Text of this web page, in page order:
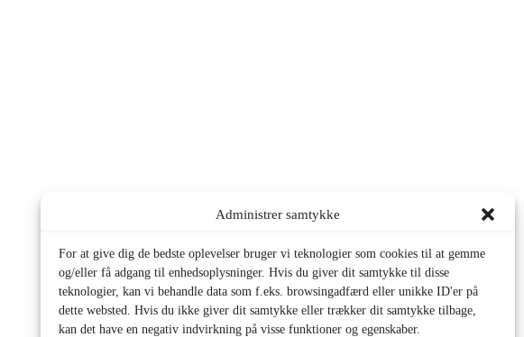
Administrer samtykke
For at give dig de bedste oplevelser bruger vi teknologier som cookies til at gemme
og/eller få adgang til enhedsoplysninger. Hvis du giver dit samtykke til disse
teknologier, kan vi behandle data som f.eks. browsingadfærd eller unikke ID'er på
dette websted. Hvis du ikke giver dit samtykke eller trækker dit samtykke tilbage,
kan det have en negativ indvirkning på visse funktioner og egenskaber.